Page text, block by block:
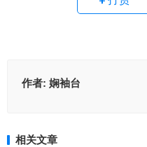
作者: 娴袖台
相关文章